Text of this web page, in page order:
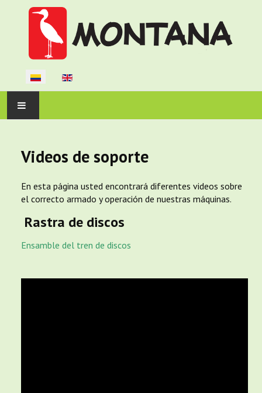
Seleccione su idioma
LA EMPRESA
PRODUCTOS
SOPORTE
CONTÁCTENOS
Videos de soporte
En esta página usted encontrará diferentes videos sobre
el correcto armado y operación de nuestras máquinas.
Rastra de discos
Ensamble del tren de discos